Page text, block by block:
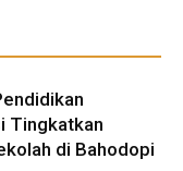
Tingkatkan
di Bahodopi